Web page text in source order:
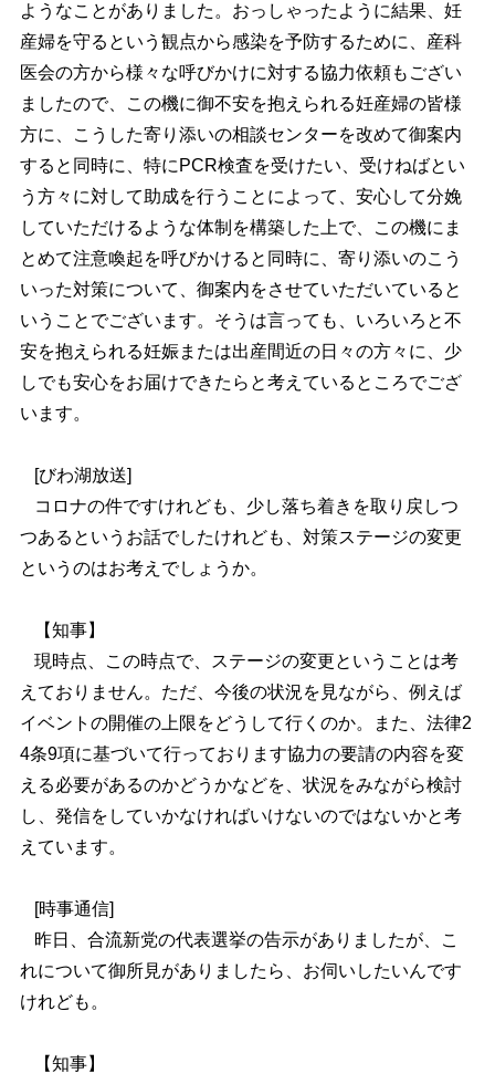
ようなことがありました。おっしゃったように結果、妊
産婦を守るという観点から感染を予防するために、産科
医会の方から様々な呼びかけに対する協力依頼もござい
ましたので、この機に御不安を抱えられる妊産婦の皆様
方に、こうした寄り添いの相談センターを改めて御案内
すると同時に、特にPCR検査を受けたい、受けねばとい
う方々に対して助成を行うことによって、安心して分娩
していただけるような体制を構築した上で、この機にま
とめて注意喚起を呼びかけると同時に、寄り添いのこう
いった対策について、御案内をさせていただいていると
いうことでございます。そうは言っても、いろいろと不
安を抱えられる妊娠または出産間近の日々の方々に、少
しでも安心をお届けできたらと考えているところでござ
います。
[びわ湖放送]
コロナの件ですけれども、少し落ち着きを取り戻しつ
つあるというお話でしたけれども、対策ステージの変更
というのはお考えでしょうか。
【知事】
現時点、この時点で、ステージの変更ということは考
えておりません。ただ、今後の状況を見ながら、例えば
イベントの開催の上限をどうして行くのか。また、法律2
4条9項に基づいて行っております協力の要請の内容を変
える必要があるのかどうかなどを、状況をみながら検討
し、発信をしていかなければいけないのではないかと考
えています。
[時事通信]
昨日、合流新党の代表選挙の告示がありましたが、こ
れについて御所見がありましたら、お伺いしたいんです
けれども。
【知事】